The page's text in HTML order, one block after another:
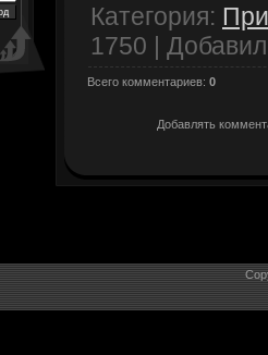
Категория:
1750 | Добавил
Всего комментариев: 0
Добавлять